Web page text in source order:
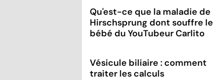
Qu'est-ce que la maladie de
Hirschsprung dont souffre le
bébé du YouTubeur Carlito
Vésicule biliaire : comment
traiter les calculs